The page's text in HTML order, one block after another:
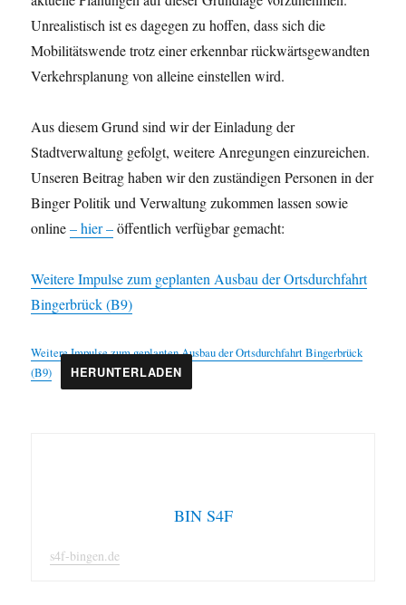
Unrealistisch ist es dagegen zu hoffen, dass sich die
Mobilitätswende trotz einer erkennbar rückwärtsgewandten
Verkehrsplanung von alleine einstellen wird.
Aus diesem Grund sind wir der Einladung der
Stadtverwaltung gefolgt, weitere Anregungen einzureichen.
Unseren Beitrag haben wir den zuständigen Personen in der
Binger Politik und Verwaltung zukommen lassen sowie
online– hier –öffentlich verfügbar gemacht:
Weitere Impulse zum geplanten Ausbau der Ortsdurchfahrt
Bingerbrück (B9)
Weitere Impulse zum geplanten Ausbau der Ortsdurchfahrt Bingerbrück
(B9)
HERUNTERLADEN
BIN S4F
s4f-bingen.de